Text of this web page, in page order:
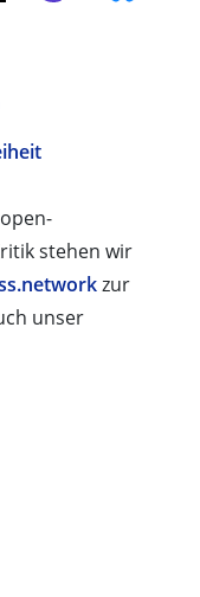
stehen wir
zur
unser